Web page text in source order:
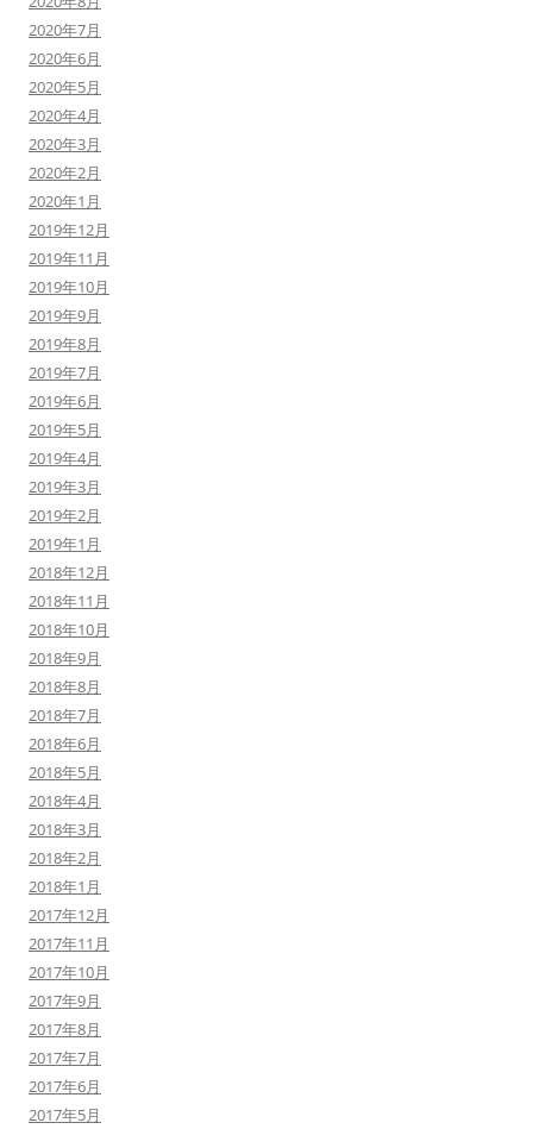
2020年7月
2020年6月
2020年5月
2020年4月
2020年3月
2020年2月
2020年1月
2019年12月
2019年11月
2019年10月
2019年9月
2019年8月
2019年7月
2019年6月
2019年5月
2019年4月
2019年3月
2019年2月
2019年1月
2018年12月
2018年11月
2018年10月
2018年9月
2018年8月
2018年7月
2018年6月
2018年5月
2018年4月
2018年3月
2018年2月
2018年1月
2017年12月
2017年11月
2017年10月
2017年9月
2017年8月
2017年7月
2017年6月
2017年5月